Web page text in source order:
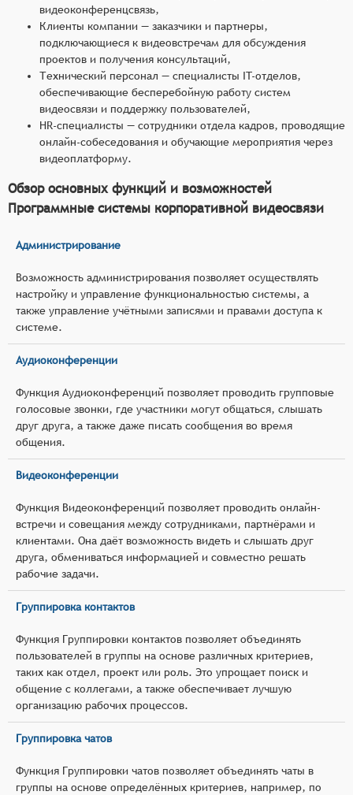
видеоконференцсвязь,
Клиенты компании — заказчики и партнеры,
подключающиеся к видеовстречам для обсуждения
проектов и получения консультаций,
Технический персонал — специалисты IT-отделов,
обеспечивающие бесперебойную работу систем
видеосвязи и поддержку пользователей,
HR-специалисты — сотрудники отдела кадров, проводящие
онлайн-собеседования и обучающие мероприятия через
видеоплатформу.
Обзор основных функций и возможностей
Программные системы корпоративной видеосвязи
Администрирование
Возможность администрирования позволяет осуществлять
настройку и управление функциональностью системы, а
также управление учётными записями и правами доступа к
системе.
Аудиоконференции
Функция Аудиоконференций позволяет проводить групповые
голосовые звонки, где участники могут общаться, слышать
друг друга, а также даже писать сообщения во время
общения.
Видеоконференции
Функция Видеоконференций позволяет проводить онлайн-
встречи и совещания между сотрудниками, партнёрами и
клиентами. Она даёт возможность видеть и слышать друг
друга, обмениваться информацией и совместно решать
рабочие задачи.
Группировка контактов
Функция Группировки контактов позволяет объединять
пользователей в группы на основе различных критериев,
таких как отдел, проект или роль. Это упрощает поиск и
общение с коллегами, а также обеспечивает лучшую
организацию рабочих процессов.
Группировка чатов
Функция Группировки чатов позволяет объединять чаты в
группы на основе определённых критериев, например, по